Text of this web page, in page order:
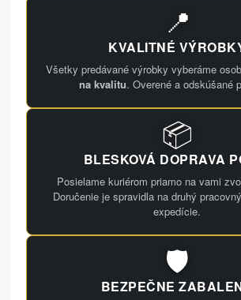
📍
KVALITNÉ
Všetky predávané výrobky vyberáme
na kvalitu. Overené a odskúšané
📦
BLESKOVÁ DOPRAVA
Posielame kuriérom priamo na vami
Doručenie je spravidla na druhý
expedície.
🛡️
BEZPEČNE